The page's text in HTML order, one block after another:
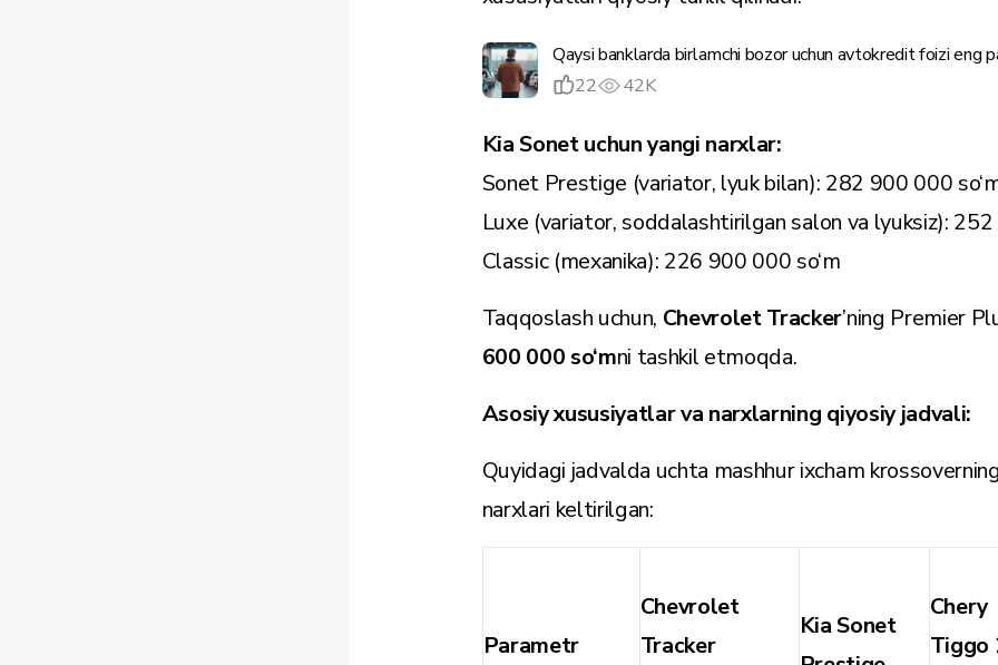
Qaysi banklarda birlamchi bozor uchun avtokredit foizi eng
22
42K
Kia Sonet uchun yangi narxlar:
Sonet Prestige (variator, lyuk bilan): 282 900 000
Luxe (variator, soddalashtirilgan salon va lyuksiz):
Classic (mexanika): 226 900 000 so‘m
Taqqoslash uchun, Chevrolet Tracker’ning Premier
600 000 so‘mni tashkil etmoqda.
Asosiy xususiyatlar va narxlarning qiyosiy jadvali:
Quyidagi jadvalda uchta mashhur ixcham
narxlari keltirilgan:
Parametr
Chevrolet
Tracker
Kia Sonet
Chery
Tiggo